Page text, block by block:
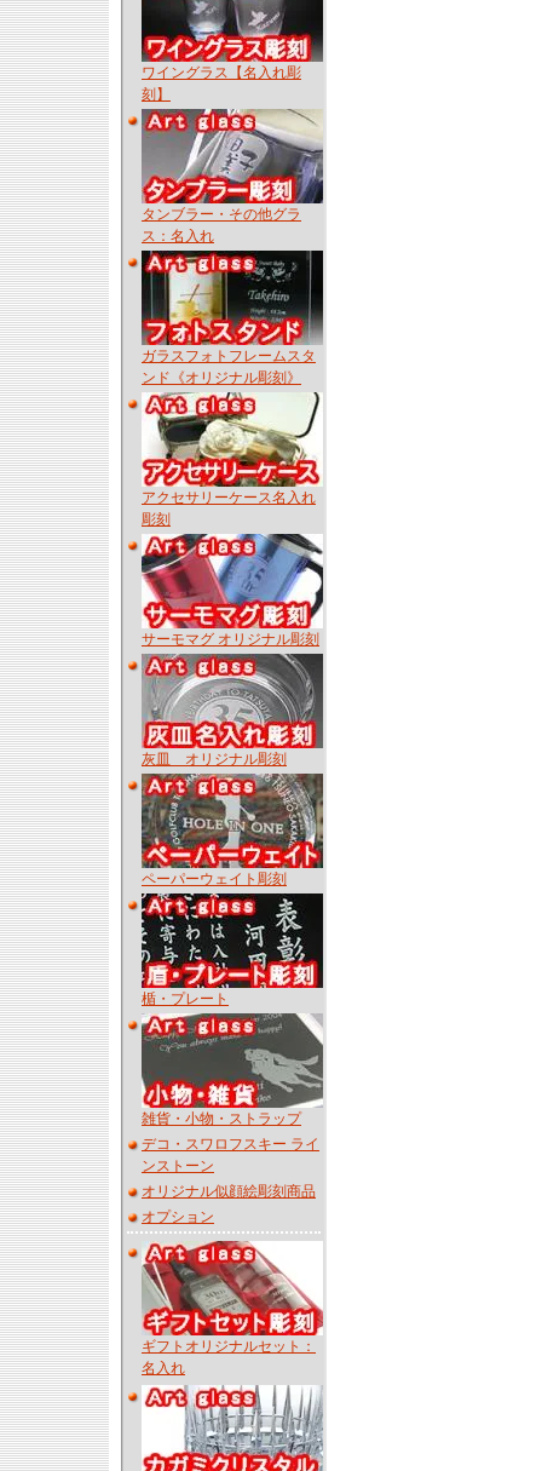
ワイングラス【名入れ彫
刻】
タンブラー・その他グラ
ス：名入れ
ガラスフォトフレームスタ
ンド《オリジナル彫刻》
アクセサリーケース名入れ
彫刻
サーモマグ オリジナル彫刻
灰皿 オリジナル彫刻
ペーパーウェイト彫刻
楯・プレート
雑貨・小物・ストラップ
デコ・スワロフスキー ライ
ンストーン
オリジナル似顔絵彫刻商品
オプション
ギフトオリジナルセット：
名入れ